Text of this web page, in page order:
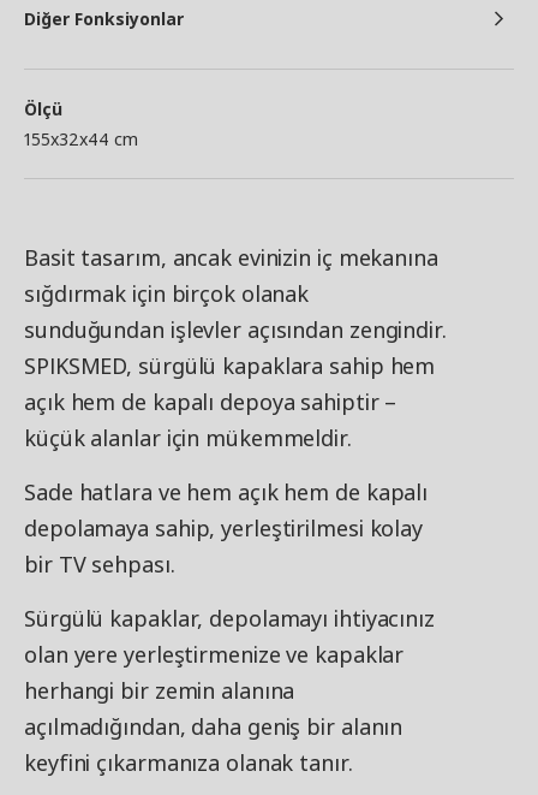
Diğer Fonksiyonlar
Ölçü
155x32x44 cm
Basit tasarım, ancak evinizin iç mekanına
sığdırmak için birçok olanak
sunduğundan işlevler açısından zengindir.
SPIKSMED, sürgülü kapaklara sahip hem
açık hem de kapalı depoya sahiptir –
küçük alanlar için mükemmeldir.
Sade hatlara ve hem açık hem de kapalı
depolamaya sahip, yerleştirilmesi kolay
bir TV sehpası.
Sürgülü kapaklar, depolamayı ihtiyacınız
olan yere yerleştirmenize ve kapaklar
herhangi bir zemin alanına
açılmadığından, daha geniş bir alanın
keyfini çıkarmanıza olanak tanır.